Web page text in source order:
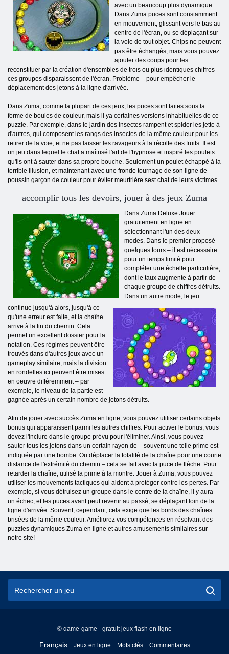
avec un beaucoup plus dynamique.
Dans Zuma puces sont constamment
en mouvement, glissant vers le bas au
centre de l'écran, ou se déplaçant sur
la voie de tout objet. Chips ne peuvent
pas être échangés, mais vous pouvez
ajouter des coups pour les
reconstituer par la création d'ensembles de trois ou plus identiques chiffres –
ces groupes disparaissent de l'écran. Problème – pour empêcher le
déplacement des jetons à la ligne d'arrivée.
Dans Zuma, comme la plupart de ces jeux, les puces sont faites sous la
forme de boules de couleur, mais il ya certaines versions inhabituelles de ce
puzzle. Par exemple, dans le jardin des insectes rampent et spider les jette à
d'autres, qui composent les rangs des insectes de la même couleur pour les
retirer de la voie, et ne pas laisser les ravageurs à la récolte des fruits. Il est
un jeu dans lequel le chat a maîtrisé l'art de l'hypnose et inspiré les poulets
qu'ils ont à sauter dans sa propre bouche. Seulement un poulet échappé à la
terrible illusion, et maintenant avec une fronde tournage de son ligne de
poussin garçon de couleur pour éviter meurtrière sest chat de leurs victimes.
accomplir tous les devoirs, jouer à des jeux Zuma
Dans Zuma Deluxe Jouer
gratuitement en ligne en
sélectionnant l'un des deux
modes. Dans le premier proposé
quelques tours – il est nécessaire
pour un temps limité pour
compléter une échelle particulière,
dont le taux augmente à partir de
chaque groupe de chiffres détruits.
Dans un autre mode, le jeu
continue jusqu'à alors, jusqu'à ce
qu'une erreur est faite, et la chaîne
arrive à la fin du chemin. Cela
permet un excellent dossier pour la
notation. Ces régimes peuvent être
trouvés dans d'autres jeux avec un
gameplay similaire, mais la division
en rondelles ici peuvent être mises
en oeuvre différemment – par
exemple, le niveau de la partie est
gagnée après un certain nombre de jetons détruits.
Afin de jouer avec succès Zuma en ligne, vous pouvez utiliser certains objets
bonus qui apparaissent parmi les autres chiffres. Pour activer le bonus, vous
devez l'inclure dans le groupe prévu pour l'éliminer. Ainsi, vous pouvez
sauter tous les jetons dans un certain rayon de – souvent une telle prime est
indiquée par une bombe. Ou déplacer la totalité de la chaîne pour une courte
distance de l'extrémité du chemin – cela se fait avec la puce de flèche. Pour
retarder la chaîne, utilisé la prime à la montre. Jouer à Zuma, vous pouvez
utiliser les mouvements tactiques qui aident à protéger contre les pertes. Par
exemple, si vous détruisez un groupe dans le centre de la chaîne, il y aura
un échec, et les puces avant peut revenir au passé, se déplaçant loin de la
ligne d'arrivée. Souvent, cependant, cela exige que les bords des chaînes
brisées de la même couleur. Améliorez vos compétences en résolvant des
puzzles dynamiques Zuma en ligne et autres amusements similaires sur
notre site!
© game-game - gratuit jeux flash en ligne
Français
English
Jeux en ligne Mots clés Commentaires